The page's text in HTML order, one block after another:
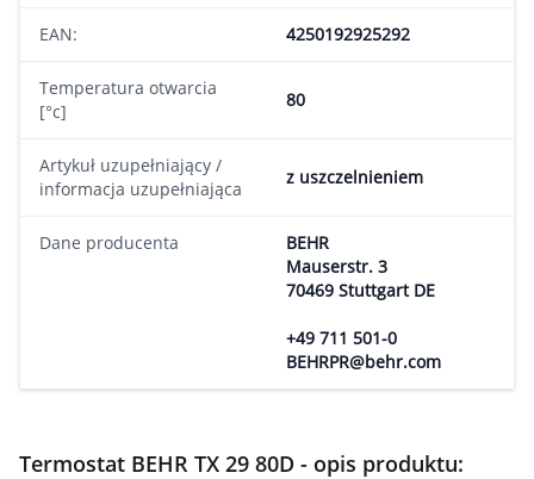
EAN: 4250192925292
Temperatura otwarcia
[°c]
80
Artykuł uzupełniający /
informacja uzupełniająca
z uszczelnieniem
Dane producenta
BEHR
Mauserstr. 3
70469 Stuttgart DE
+49 711 501-0
BEHRPR@behr.com
Termostat BEHR TX 29 80D - opis produktu: